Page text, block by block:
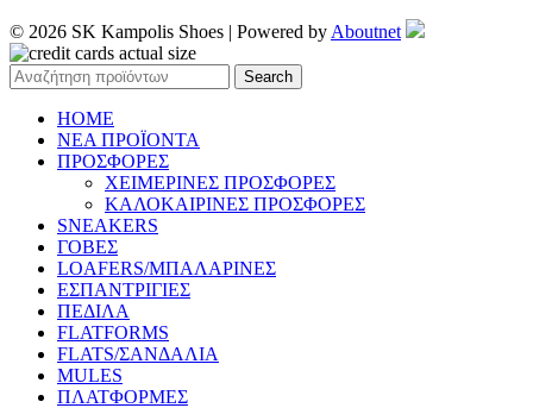
© 2026 SK Kampolis Shoes | Powered by Aboutnet
Search
HOME
ΝΕΑ ΠΡΟΪΟΝΤΑ
ΠΡΟΣΦΟΡΕΣ
ΧΕΙΜΕΡΙΝΕΣ ΠΡΟΣΦΟΡΕΣ
ΚΑΛΟΚΑΙΡΙΝΕΣ ΠΡΟΣΦΟΡΕΣ
SNEAKERS
ΓΟΒΕΣ
LOAFERS/ΜΠΑΛΑΡΙΝΕΣ
ΕΣΠΑΝΤΡΙΓΙΕΣ
ΠΕΔΙΛΑ
FLATFORMS
FLATS/ΣΑΝΔΑΛΙΑ
MULES
ΠΛΑΤΦΟΡΜΕΣ